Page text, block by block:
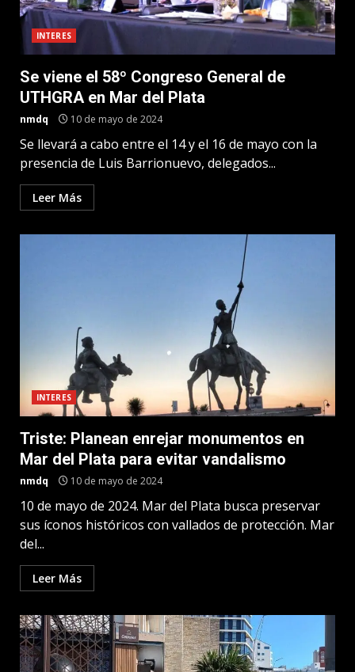
INTERES
Se viene el 58º Congreso General de
UTHGRA en Mar del Plata
nmdq 10 de mayo de 2024
Se llevará a cabo entre el 14 y el 16 de mayo con la
presencia de Luis Barrionuevo, delegados...
Leer Más
INTERES
Triste: Planean enrejar monumentos en
Mar del Plata para evitar vandalismo
nmdq 10 de mayo de 2024
10 de mayo de 2024. Mar del Plata busca preservar
sus íconos históricos con vallados de protección. Mar
del...
Leer Más